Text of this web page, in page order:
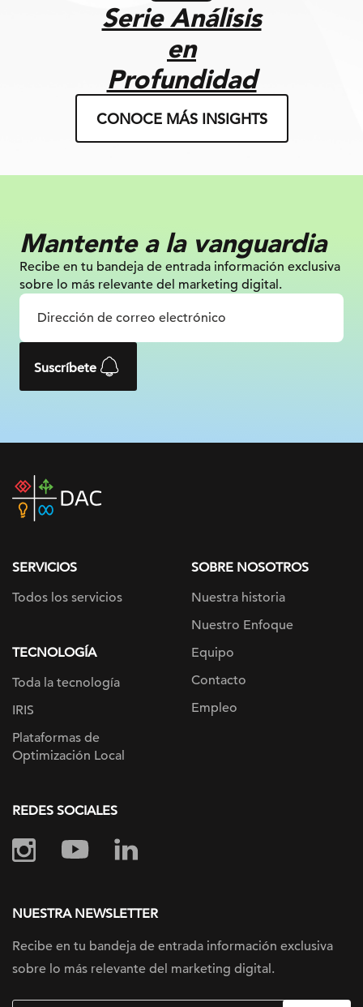
Serie Análisis
en
Profundidad
CONOCE MÁS INSIGHTS
Mantente a la vanguardia
Recibe en tu bandeja de entrada información exclusiva
sobre lo más relevante del marketing digital.
Suscríbete
DAC
home
SERVICIOS
Todos los servicios
TECNOLOGÍA
Toda la tecnología
IRIS
Plataformas de
Optimización Local
SOBRE NOSOTROS
Nuestra historia
Nuestro Enfoque
Equipo
Contacto
Empleo
REDES SOCIALES
NUESTRA NEWSLETTER
Recibe en tu bandeja de entrada información exclusiva
sobre lo más relevante del marketing digital.